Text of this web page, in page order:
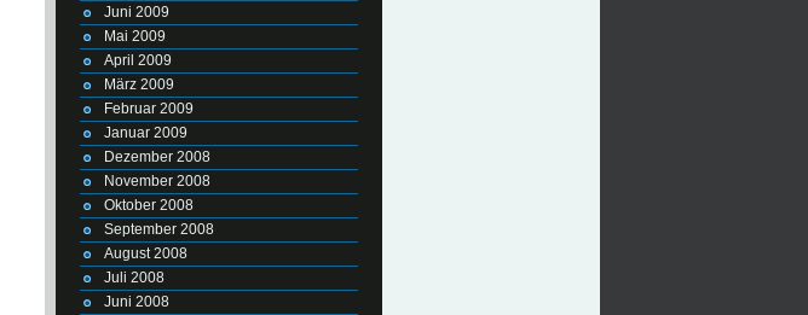
Juni 2009
Mai 2009
April 2009
März 2009
Februar 2009
Januar 2009
Dezember 2008
November 2008
Oktober 2008
September 2008
August 2008
Juli 2008
Juni 2008